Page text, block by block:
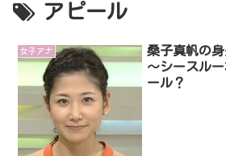
アピール
女子アナ
桑子真帆の
～シースル
ール？